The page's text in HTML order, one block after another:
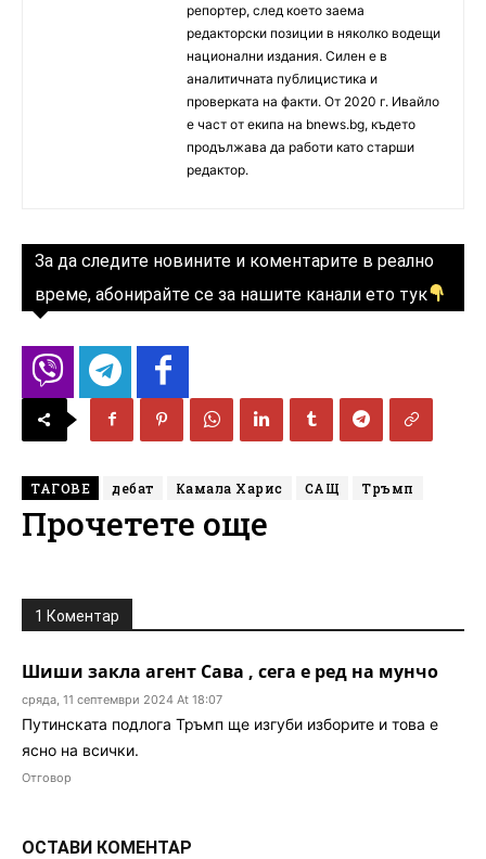
репортер, след което заема
редакторски позиции в няколко водещи
национални издания. Силен е в
аналитичната публицистика и
проверката на факти. От 2020 г. Ивайло
е част от екипа на bnews.bg, където
продължава да работи като старши
редактор.
За да следите новините и коментарите в реално
време, абонирайте се за нашите канали ето тук
ТАГОВЕ дебат Камала Харис САЩ Тръмп
Прочетете още
1 Коментар
Шиши закла агент Сава , сега е ред на мунчо
сряда, 11 септември 2024 At 18:07
Путинската подлога Тръмп ще изгуби изборите и това е
ясно на всички.
Отговор
ОСТАВИ КОМЕНТАР